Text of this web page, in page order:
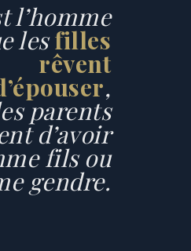
l’homme
lesfilles
rêvent
,
parents
d’avoir
fils ou
gendre.